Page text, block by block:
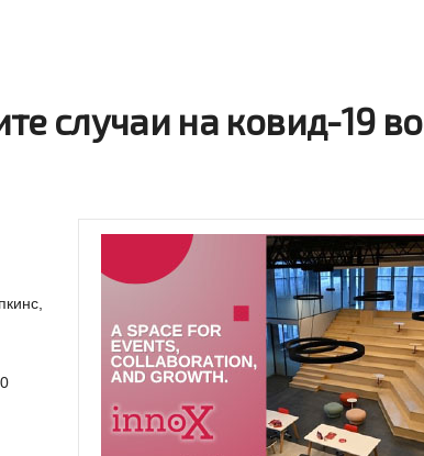
случаи на ковид-19 во